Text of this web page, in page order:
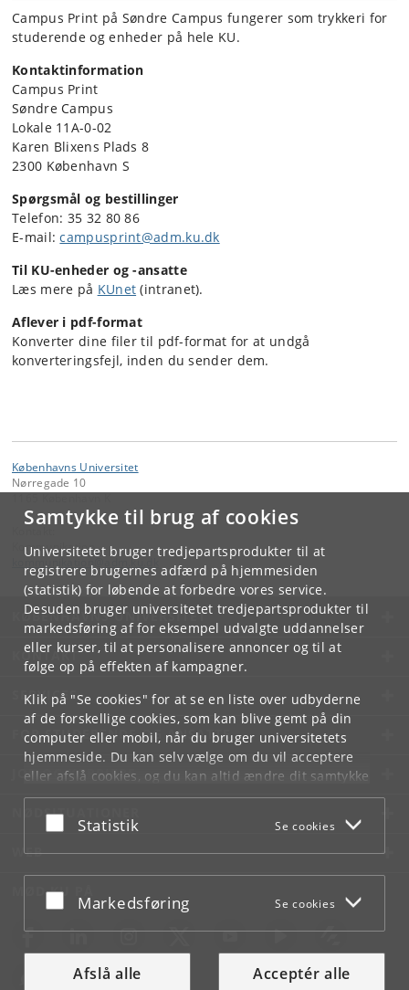
Samtykke til brug af cookies
Universitetet bruger tredjepartsprodukter til at
registrere brugernes adfærd på hjemmesiden
(statistik) for løbende at forbedre vores service.
Desuden bruger universitetet tredjepartsprodukter til
markedsføring af for eksempel udvalgte uddannelser
eller kurser, til at personalisere annoncer og til at
følge op på effekten af kampagner.
Klik på "Se cookies" for at se en liste over udbyderne
af de forskellige cookies, som kan blive gemt på din
computer eller mobil, når du bruger universitetets
hjemmeside. Du kan selv vælge om du vil acceptere
eller afslå cookies, og du kan altid ændre dit samtykke
underCookie- og privatlivspolitiksom du finder i
bunden af hver side.
Acceptér eller afslå
Statistik Se cookies
Acceptér eller afslå
Markedsføring Se cookies
Afslå alle Acceptér alle
Campus Print på Søndre Campus fungerer som trykkeri for
studerende og enheder på hele KU.
Kontaktinformation
Campus Print
Søndre Campus
Lokale 11A-0-02
Karen Blixens Plads 8
2300 København S
Spørgsmål og bestillinger
Telefon: 35 32 80 86
E-mail:campusprint@adm.ku.dk
Til KU-enheder og -ansatte
Læs mere på KUnet (intranet).
Aflever i pdf-format
Konverter dine filer til pdf-format for at undgå
konverteringsfejl, inden du sender dem.
Københavns Universitet
Nørregade 10
Kommunikation
ku
KØBENHAVNS UNIVERSITET
KONTAKT
SERVICES
FOR STUDERENDE OG ANSATTE
JOB OG KARRIERE
NØDSITUATIONER
WEB
MØD KU PÅ